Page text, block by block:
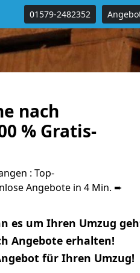
01579-2482352
nach
% Gratis-
: Top-
Angebote in 4 Min. ➨
es um Ihren Umzug
Angebote erhalten!
für Ihren Umzug!